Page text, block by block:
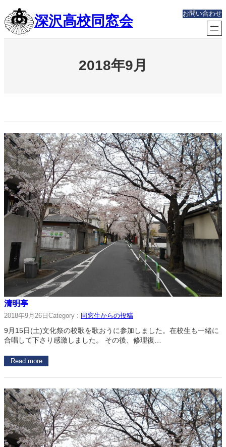
容
を
ス
深沢高校同窓会 お問い合わせ
2018年9月
清明亭
2018年9月26日 Category : 同窓生からの投稿
9月15日(土)文化祭の校歌を歌おうに参加しました。在校生も一緒に
合唱して下さり感激しました。 その後、修理復…
Read more